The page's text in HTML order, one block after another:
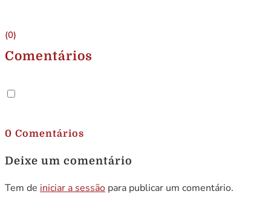
(0)
Comentários
0 Comentários
Deixe um comentário
Tem de iniciar a sessão para publicar um comentário.